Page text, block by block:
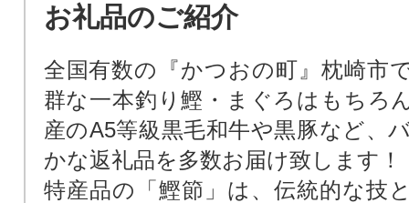
お礼品のご紹介
全国有数の『かつおの町』枕崎市
群な一本釣り鰹・まぐろはもちろ
産のA5等級黒毛和牛や黒豚など、
かな返礼品を多数お届け致します！
特産品の「鰹節」は、伝統的な技